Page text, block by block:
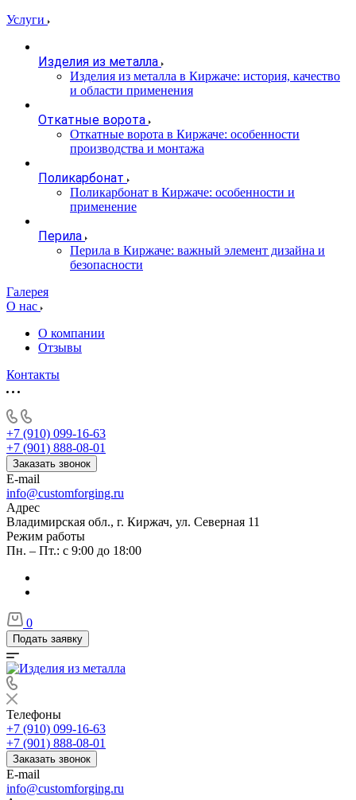
Услуги
Изделия из металла
Изделия из металла в Киржаче: история, качество
и области применения
Откатные ворота
Откатные ворота в Киржаче: особенности
производства и монтажа
Поликарбонат
Поликарбонат в Киржаче: особенности и
применение
Перила
Перила в Киржаче: важный элемент дизайна и
безопасности
Галерея
О нас
О компании
Отзывы
Контакты
+7 (910) 099-16-63
+7 (901) 888-08-01
Заказать звонок
E-mail
info@customforging.ru
Адрес
Владимирская обл., г. Киржач, ул. Северная 11
Режим работы
Пн. – Пт.: с 9:00 до 18:00
0
Подать заявку
Телефоны
+7 (910) 099-16-63
+7 (901) 888-08-01
Заказать звонок
E-mail
info@customforging.ru